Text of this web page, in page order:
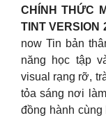
CHÍNH THỨC
TINT VERSION
now Tin bản
năng học tập
visual rạng rỡ,
tỏa sáng nơi
đồng hành cùng